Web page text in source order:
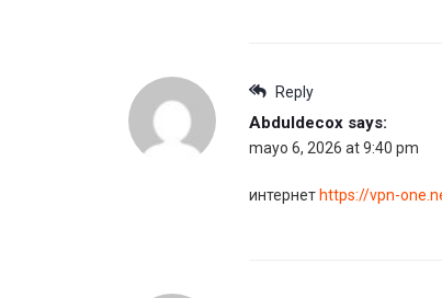
Reply
Abduldecox says:
mayo 6, 2026 at 9:40 pm
интернет https://vpn-